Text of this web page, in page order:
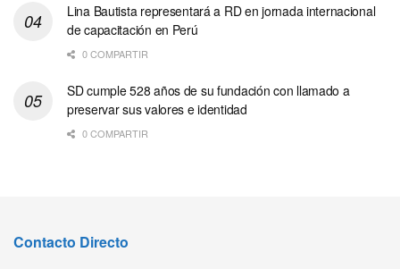
Lina Bautista representará a RD en jornada internacional
de capacitación en Perú
0 COMPARTIR
SD cumple 528 años de su fundación con llamado a
preservar sus valores e identidad
0 COMPARTIR
Contacto Directo